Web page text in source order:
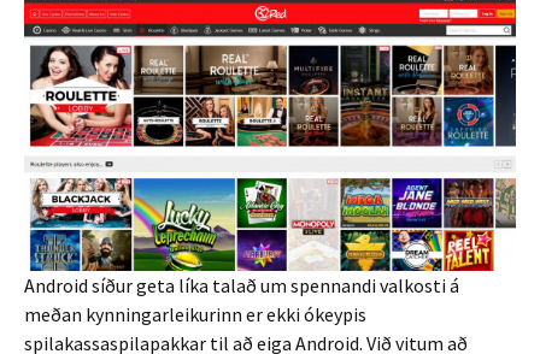
Android síður geta líka talað um spennandi valkosti á
meðan kynningarleikurinn er ekki ókeypis
spilakassaspilapakkar til að eiga Android. Við vitum að